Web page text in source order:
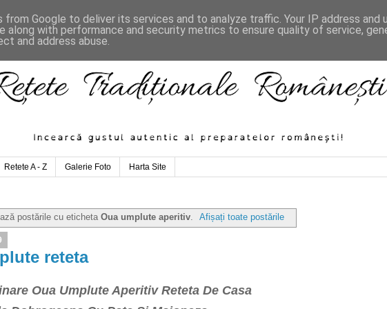
Retete A - Z Galerie Foto Harta Site
postările cu eticheta Oua umplute aperitiv. Afișați toate postările
reteta
Oua Umplute Aperitiv Reteta De Casa
from Google to deliver its services and to analyze traffic. Your IP address and
along with performance and security metrics to ensure quality of service,
and address abuse.